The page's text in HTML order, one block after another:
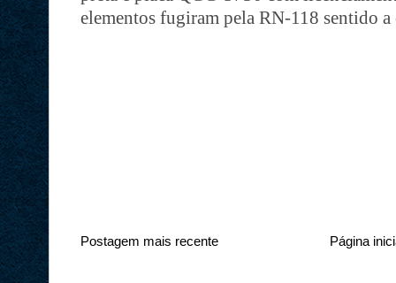
elementos fugiram pela RN-118 sentido
Postagem mais recente Página